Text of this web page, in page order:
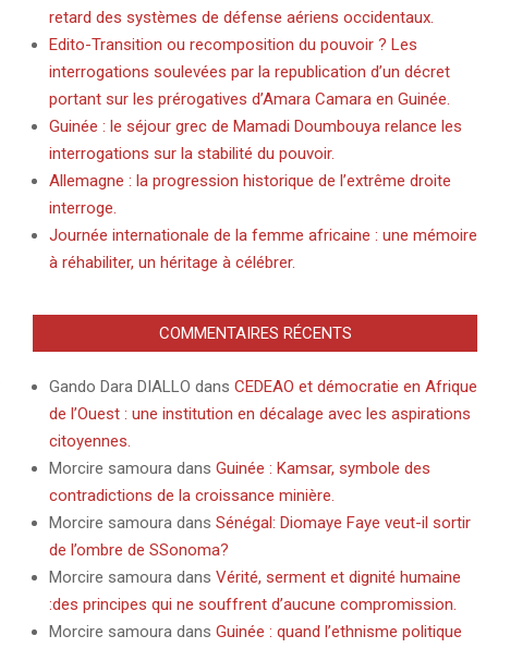
retard des systèmes de défense aériens occidentaux.
Edito-Transition ou recomposition du pouvoir ? Les
interrogations soulevées par la republication d’un décret
portant sur les prérogatives d’Amara Camara en Guinée.
Guinée : le séjour grec de Mamadi Doumbouya relance les
interrogations sur la stabilité du pouvoir.
Allemagne : la progression historique de l’extrême droite
interroge.
Journée internationale de la femme africaine : une mémoire
à réhabiliter, un héritage à célébrer.
COMMENTAIRES RÉCENTS
Gando Dara DIALLO dans CEDEAO et démocratie en Afrique
de l’Ouest : une institution en décalage avec les aspirations
citoyennes.
Morcire samoura dans Guinée : Kamsar, symbole des
contradictions de la croissance minière.
Morcire samoura dans Sénégal: Diomaye Faye veut-il sortir
de l’ombre de SSonoma?
Morcire samoura dans Vérité, serment et dignité humaine
:des principes qui ne souffrent d’aucune compromission.
Morcire samoura dans Guinée : quand l’ethnisme politique